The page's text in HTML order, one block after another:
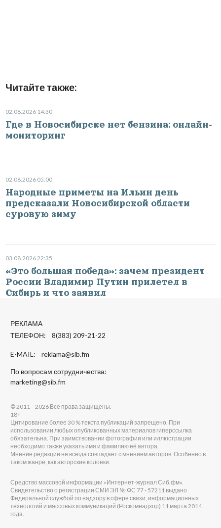
Читайте также:
02.08.2026 14:30
Где в Новосибирске нет бензина: онлайн-
мониторинг
02.08.2026 05:00
Народные приметы на Ильин день
предсказали Новосибирской области
суровую зиму
03.08.2026 22:35
«Это большая победа»: зачем президент
России Владимир Путин прилетел в
Сибирь и что заявил
РЕКЛАМА
ТЕЛЕФОН: 8(383) 209-21-22
E-MAIL: reklama@sib.fm
По вопросам сотрудничества:
marketing@sib.fm
© 2011—2026 Все права защищены.
18+
Цитирование более 30 % текста публикаций запрещено. При
использовании любых опубликованных материалов гиперссылка
обязательна. При заимствовании фотографии или иллюстрации
необходимо также указать имя и фамилию её автора.
Мнение редакции не всегда совпадает с мнением авторов. Особенно в
таком жанре, как авторские колонки.
Средство массовой информации «Интернет-журнал Сиб.фм».
Свидетельство о регистрации СМИ ЭЛ № ФС 77 - 57211 выдано
Федеральной службой по надзору в сфере связи, информационных
технологий и массовых коммуникаций (Роскомнадзор) 11 марта 2014
года.